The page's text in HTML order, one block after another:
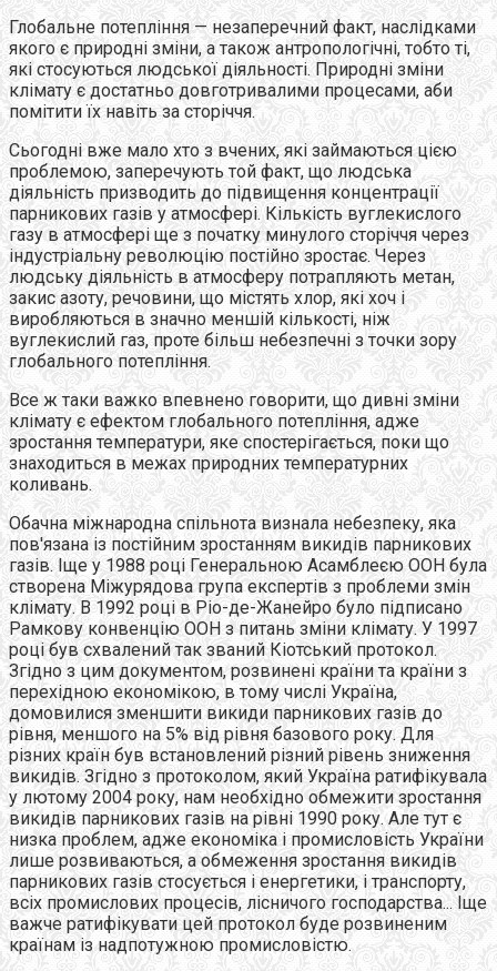
Глобальне потепління — незаперечний факт, наслідками
якого є природні зміни, а також антропологічні, тобто ті,
які стосуються людської діяльності. Природні зміни
клімату є достатньо довготривалими процесами, аби
помітити їх навіть за сторіччя.
Сьогодні вже мало хто з вчених, які займаються цією
проблемою, заперечують той факт, що людська
діяльність призводить до підвищення концентрації
парникових газів у атмосфері. Кількість вуглекислого
газу в атмосфері ще з початку минулого сторіччя через
індустріальну революцію постійно зростає. Через
людську діяльність в атмосферу потрапляють метан,
закис азоту, речовини, що містять хлор, які хоч і
виробляються в значно меншій кількості, ніж
вуглекислий газ, проте більш небезпечні з точки зору
глобального потепління.
Все ж таки важко впевнено говорити, що дивні зміни
клімату є ефектом глобального потепління, адже
зростання температури, яке спостерігається, поки що
знаходиться в межах природних температурних
коливань.
Обачна міжнародна спільнота визнала небезпеку, яка
пов'язана із постійним зростанням викидів парникових
газів. Іще у 1988 році Генеральною Асамблеєю ООН була
створена Міжурядова група експертів з проблеми змін
клімату. В 1992 році в Ріо-де-Жанейро було підписано
Рамкову конвенцію ООН з питань зміни клімату. У 1997
році був схвалений так званий Кіотський протокол.
Згідно з цим документом, розвинені країни та країни з
перехідною економікою, в тому числі Україна,
домовилися зменшити викиди парникових газів до
рівня, меншого на 5% від рівня базового року. Для
різних країн був встановлений різний рівень зниження
викидів. Згідно з протоколом, який Україна ратифікувала
у лютому 2004 року, нам необхідно обмежити зростання
викидів парникових газів на рівні 1990 року. Але тут є
низка проблем, адже економіка і промисловість України
лише розвиваються, а обмеження зростання викидів
парникових газів стосується і енергетики, і транспорту,
всіх промислових процесів, лісничого господарства... Іще
важче ратифікувати цей протокол буде розвиненим
країнам із надпотужною промисловістю.